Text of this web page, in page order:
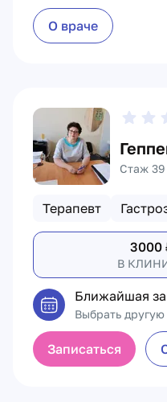
О враче
Стаж 39
Терапевт
3000
В
Ближайшая
Выбрать
Записаться